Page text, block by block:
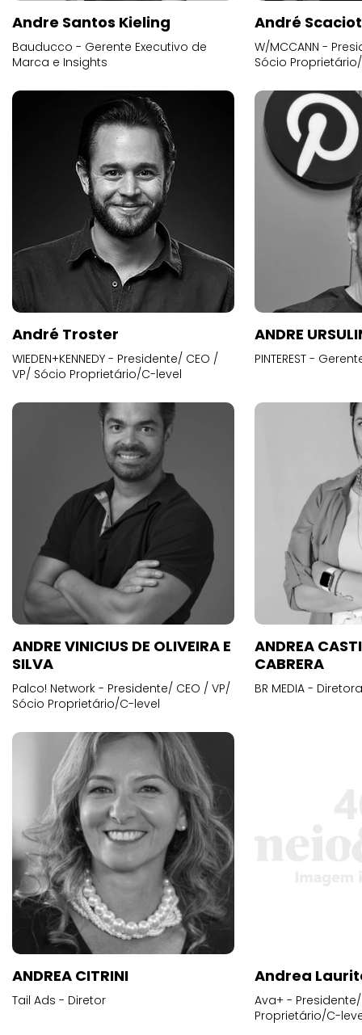
Andre Santos Kieling
Bauducco - Gerente Executivo de
Marca e Insights
André
W/MCCANN -
Sócio
André Troster
WIEDEN+KENNEDY - Presidente/ CEO /
VP/ Sócio Proprietário/C-level
ANDRE
PINTEREST -
ANDRE VINICIUS DE OLIVEIRA E
SILVA
Palco! Network - Presidente/ CEO / VP/
Sócio Proprietário/C-level
ANDREA
CABRERA
BR MEDIA -
ANDREA CITRINI
Tail Ads - Diretor
Andrea
Ava+ -
Proprietário/C-